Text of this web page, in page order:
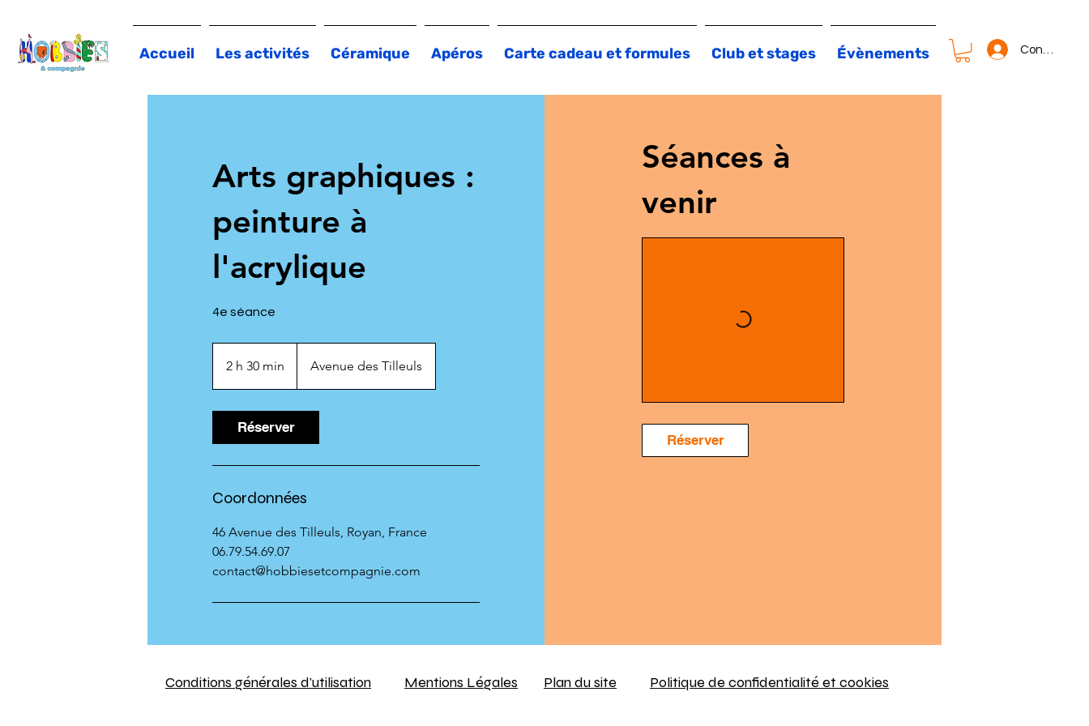
Accueil Les activités Céramique Apéros Carte cadeau et formules Club et stages Évènements Connexion
Arts graphiques :
peinture à
l'acrylique
4e séance
2 h 30 min
0
m
i
Avenue des Tilleuls
Réserver
Coordonnées
46 Avenue des Tilleuls, Royan, France
06.79.54.69.07
contact@hobbiesetcompagnie.com
Séances à
venir
Réserver
Conditions générales d'utilisation Mentions Légales Plan du site Politique de confidentialité et cookies